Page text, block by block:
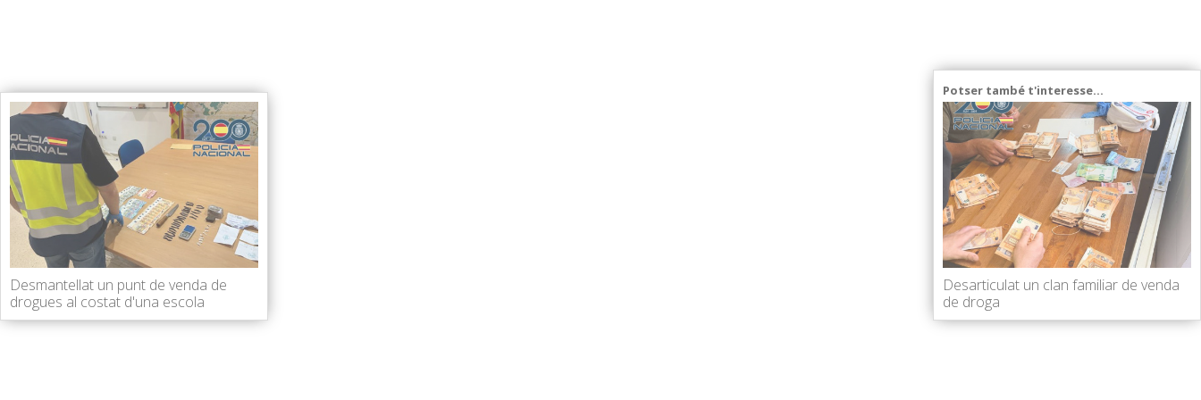
Desmantellat un punt de venda de
drogues al costat d'una escola
Potser també t'interesse...
Desarticulat un clan familiar de venda
de droga